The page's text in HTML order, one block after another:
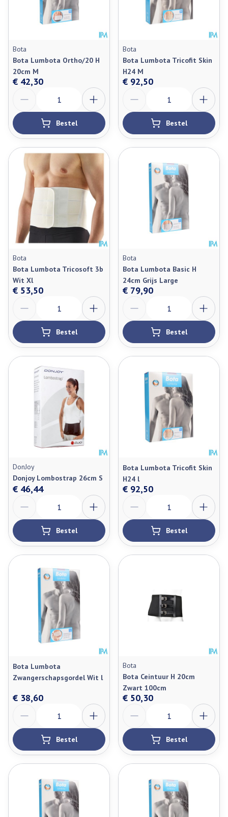
Bota
Bota Lumbota Ortho/20 H
20cm M
€ 42,30
Bestel
Bota
Bota Lumbota Tricofit Skin
H24 M
€ 92,50
Bestel
Bota
Bota Lumbota Tricosoft 3b
Wit Xl
€ 53,50
Bestel
Bota
Bota Lumbota Basic H
24cm Grijs Large
€ 79,90
Bestel
DonJoy
Donjoy Lombostrap 26cm S
€ 46,44
Bestel
Bota Lumbota Tricofit Skin
H24 l
€ 92,50
Bestel
Bota Lumbota
Zwangerschapsgordel Wit l
€ 38,60
Bestel
Bota
Bota Ceintuur H 20cm
Zwart 100cm
€ 50,30
Bestel